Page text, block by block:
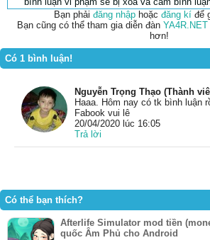
Bạn phải đăng nhập hoặc đăng kí để
Bạn cũng có thể tham gia diễn đàn YA4R.NET
hơn!
Có 1 bình luận!
Nguyễn Trọng Thạo (Thành
Haaa. Hôm nay có tk bình luận
Fabook vui lê
20/04/2020 lúc 16:05
Trả lời
Có thể bạn thích?
Afterlife Simulator mod tiền
quốc Âm Phủ cho Android